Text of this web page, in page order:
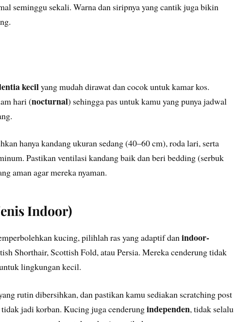
seminggu sekali. Warna dan siripnya yang cantik juga bikin
kecilyang mudah dirawat dan cocok untuk kamar kos.
hari (nocturnal) sehingga pas untuk kamu yang punya jadwal
hanya kandang ukuran sedang (40–60 cm), roda lari, serta
Pastikan ventilasi kandang baik dan beri bedding (serbuk
aman agar mereka nyaman.
Indoor)
kucing, pilihlah ras yang adaptif danindoor-
Shorthair, Scottish Fold, atau Persia. Mereka cenderung tidak
lingkungan kecil.
rutin dibersihkan, dan pastikan kamu sediakan scratching post
jadi korban. Kucing juga cenderungindependen, tidak selalu